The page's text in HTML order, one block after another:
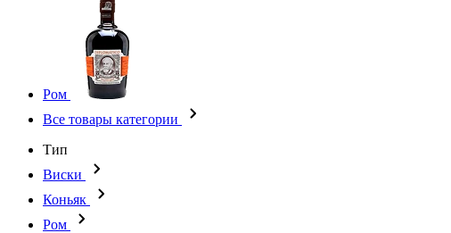
Ром
Все товары категории
Тип
Виски
Коньяк
Ром